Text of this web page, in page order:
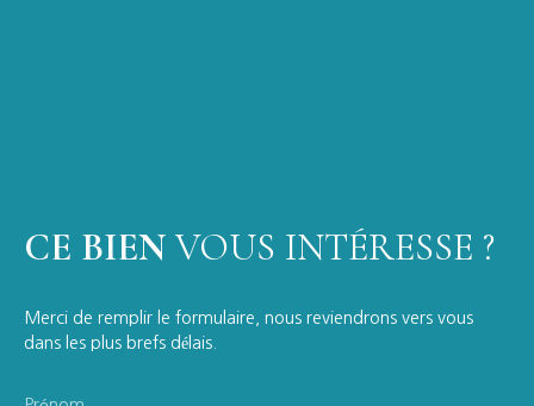
CE BIEN VOUS INTÉRESSE ?
Merci de remplir le formulaire, nous reviendrons vers vous
dans les plus brefs délais.